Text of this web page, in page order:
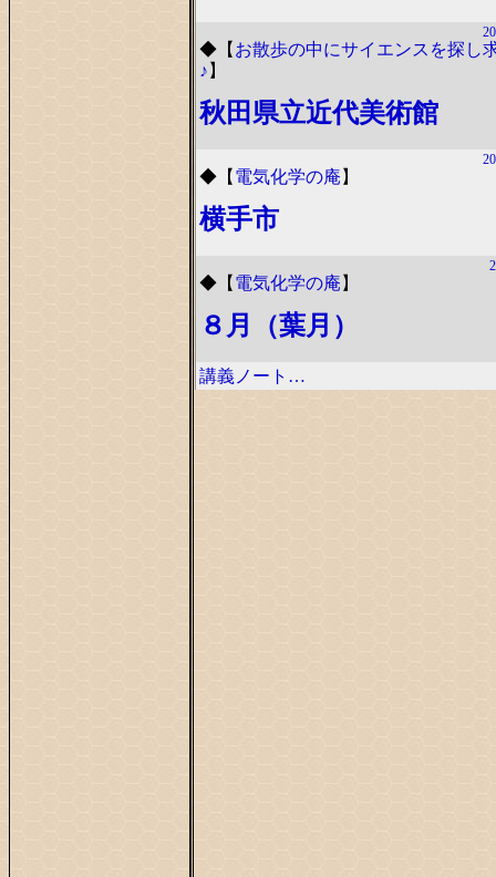
◆ 【 お散歩の中にサイエンスを探し
♪ 】
秋田県立近代美術館
◆ 【 電気化学の庵 】
横手市
◆ 【 電気化学の庵 】
８月（葉月）
講義ノート…